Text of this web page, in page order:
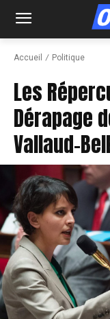
Accueil Politique
Les
Dérapage
Vallaud-